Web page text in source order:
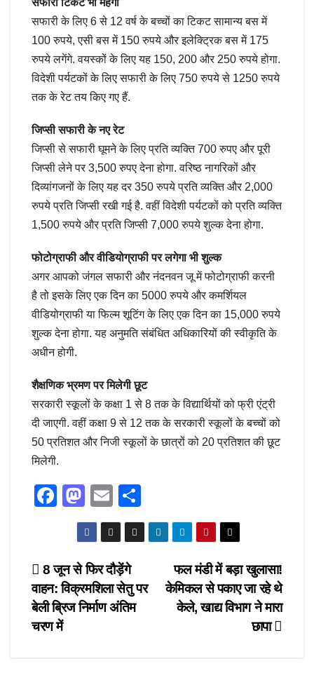
सफारी के लिए 6 से 12 वर्ष के बच्चों का टिकट सामान्य बस में
100 रुपये, एसी बस में 150 रुपये और इलेक्ट्रिक बस में 175
रुपये लगेंगे. वयस्कों के लिए यह 150, 200 और 250 रुपये होगा.
विदेशी पर्यटकों के लिए सफारी के लिए 750 रुपये से 1250 रुपये
तक के रेट तय किए गए हैं.
जिप्सी सफारी के नए रेट
जिप्सी से सफारी घूमने के लिए प्रति व्यक्ति 700 रुपए और पूरी
जिप्सी लेने पर 3,500 रुपए देना होगा. वरिष्ठ नागरिकों और
दिव्यांगजनों के लिए यह दर 350 रुपये प्रति व्यक्ति और 2,000
रुपये प्रति जिप्सी रखी गई है. वहीं विदेशी पर्यटकों को प्रति व्यक्ति
1,500 रुपये और प्रति जिप्सी 7,000 रुपये शुल्क देना होगा.
फोटोग्राफी और वीडियोग्राफी पर लगेगा भी शुल्क
अगर आपको जंगल सफारी और नंदनवन जू में फोटोग्राफी करनी
है तो इसके लिए एक दिन का 5000 रुपये और कमर्शियल
वीडियोग्राफी या फिल्म शूटिंग के लिए एक दिन का 15,000 रुपये
शुल्क देना होगा. यह अनुमति संबंधित अधिकारियों की स्वीकृति के
अधीन होगी.
शैक्षणिक भ्रमण पर मिलेगी छूट
सरकारी स्कूलों के कक्षा 1 से 8 तक के विद्यार्थियों को फ्री एंट्री
दी जाएगी. वहीं कक्षा 9 से 12 तक के सरकारी स्कूलों के बच्चों को
50 प्रतिशत और निजी स्कूलों के छात्रों को 20 प्रतिशत की छूट
मिलेगी.
F
e
b
o
o
M
a
st
o
d
o
E
m
ail
h
ar
Post
navigation
फल मंडी में बड़ा खुलासा!
केमिकल से पकाए जा रहे थे
केले, खाद्य विभाग ने मारा
छापा
8 जून से फिर दौड़ेंगे
वाहन: विक्रमशिला सेतु पर
बेली ब्रिज निर्माण अंतिम
चरण में